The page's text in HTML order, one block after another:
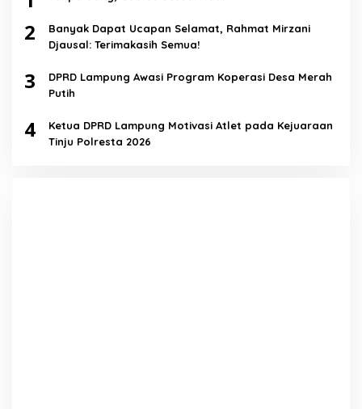
2
Banyak Dapat Ucapan Selamat, Rahmat Mirzani
Djausal: Terimakasih Semua!
3
DPRD Lampung Awasi Program Koperasi Desa Merah
Putih
4
Ketua DPRD Lampung Motivasi Atlet pada Kejuaraan
Tinju Polresta 2026